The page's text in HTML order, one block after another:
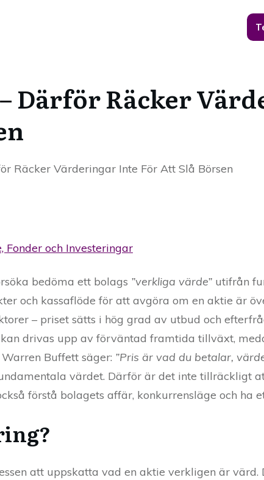
Därför Räcker
Räcker Värderingar Inte För Att Slå Börsen
Fonder och Investeringar
bedöma ett bolags ”verkliga värde” utifrån
och kassaflöde för att avgöra om en aktie är
– priset sätts i hög grad av utbud och
drivas upp av förväntad framtida tillväxt,
Buffett säger: ”Pris är vad du betalar,
värdet. Därför är det inte tillräckligt
förstå bolagets affär, konkurrensläge och ha
att uppskatta vad en aktie verkligen är